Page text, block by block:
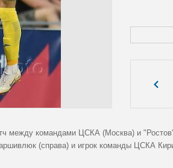
между командами ЦСКА (Москва) и
(справа) и игрок команды ЦСКА